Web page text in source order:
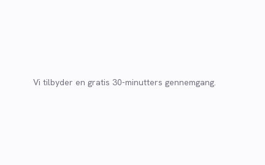
Vi tilbyder en gratis 30-minutters gennemgang.